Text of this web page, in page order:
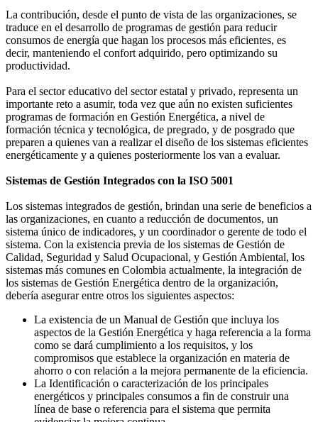
La contribución, desde el punto de vista de las organizaciones, se
traduce en el desarrollo de programas de gestión para reducir
consumos de energía que hagan los procesos más eficientes, es
decir, manteniendo el confort adquirido, pero optimizando su
productividad.
Para el sector educativo del sector estatal y privado, representa un
importante reto a asumir, toda vez que aún no existen suficientes
programas de formación en Gestión Energética, a nivel de
formación técnica y tecnológica, de pregrado, y de posgrado que
preparen a quienes van a realizar el diseño de los sistemas eficientes
energéticamente y a quienes posteriormente los van a evaluar.
Sistemas de Gestión Integrados con la ISO 5001
Los sistemas integrados de gestión, brindan una serie de beneficios a
las organizaciones, en cuanto a reducción de documentos, un
sistema único de indicadores, y un coordinador o gerente de todo el
sistema. Con la existencia previa de los sistemas de Gestión de
Calidad, Seguridad y Salud Ocupacional, y Gestión Ambiental, los
sistemas más comunes en Colombia actualmente, la integración de
los sistemas de Gestión Energética dentro de la organización,
debería asegurar entre otros los siguientes aspectos:
La existencia de un Manual de Gestión que incluya los
aspectos de la Gestión Energética y haga referencia a la forma
como se dará cumplimiento a los requisitos, y los
compromisos que establece la organización en materia de
ahorro o con relación a la mejora permanente de la eficiencia.
La Identificación o caracterización de los principales
energéticos y principales consumos a fin de construir una
línea de base o referencia para el sistema que permita